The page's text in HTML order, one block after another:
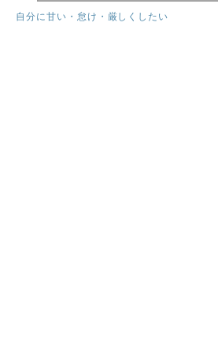
自分に甘い・怠け・厳しくしたい